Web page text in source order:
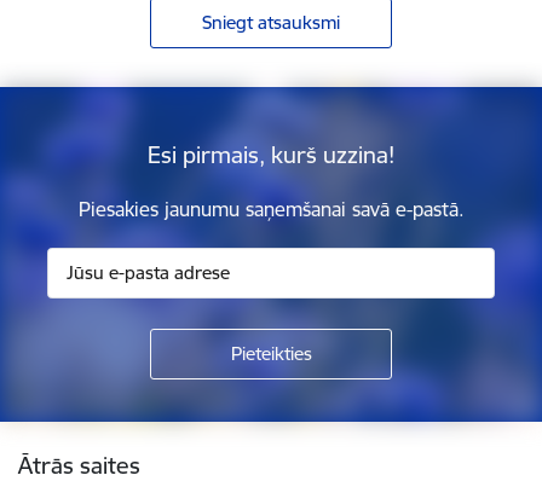
Sniegt atsauksmi
Esi pirmais, kurš uzzina!
Piesakies jaunumu saņemšanai savā e-pastā.
Kājene
Ātrās saites